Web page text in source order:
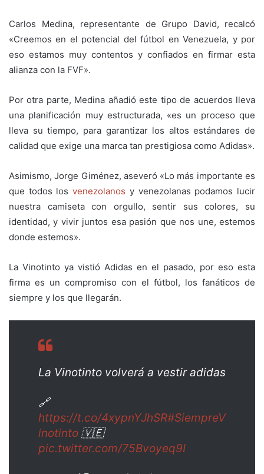
Carlos Medina, representante de Grupo David, recalcó
«Creemos en el potencial del fútbol en Venezuela, y por
eso estamos muy contentos y confiados en firmar esta
alianza con la FVF».
Por otra parte, Medina añadió este tipo de acuerdos lleva
una planificación muy estructurada, «es un proceso que
lleva su tiempo, para garantizar los altos estándares de
calidad que exige una marca tan prestigiosa como Adidas».
Asimismo, Jorge Giménez, aseveró «Lo más importante es
que todos losvenezolanos y venezolanas podamos lucir
nuestra camiseta con orgullo, sentir sus colores, su
identidad, y vivir juntos esa pasión que nos une, estemos
donde estemos».
La Vinotinto ya vistió Adidas en el pasado, por eso esta
firma es un compromiso con el fútbol, los fanáticos de
siempre y los que llegarán.
La Vinotinto volverá a vestir adidas
🔗
https://t.co/4xypnYJhSR#SiempreV
inotinto 🇻🇪
pic.twitter.com/75Bvoyeq9I